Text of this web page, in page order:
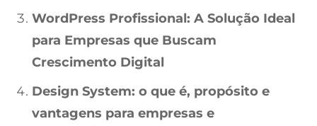
WordPress Profissional: A Solução Ideal
para Empresas que Buscam
Crescimento Digital
Design System: o que é, propósito e
vantagens para empresas e